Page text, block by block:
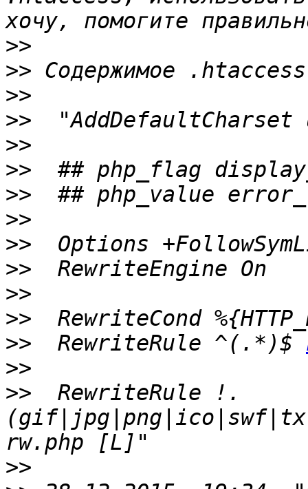
>>
>>
>>
>>
>>
>>
>>
>>
>>
>>
>>
>>
>> RewriteRule ^(.*)$
>>
>> RewriteRule !.
>>